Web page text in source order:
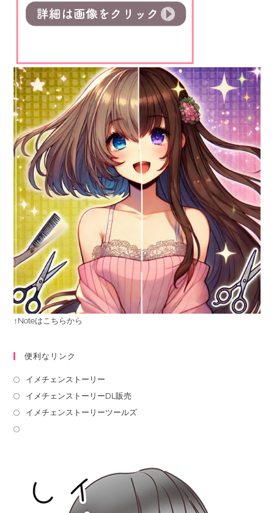
↑Noteはこちらから
便利なリンク
イメチェンストーリー
イメチェンストーリーDL販売
イメチェンストーリーツールズ